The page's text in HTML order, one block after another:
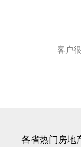
客户
各省热门房地